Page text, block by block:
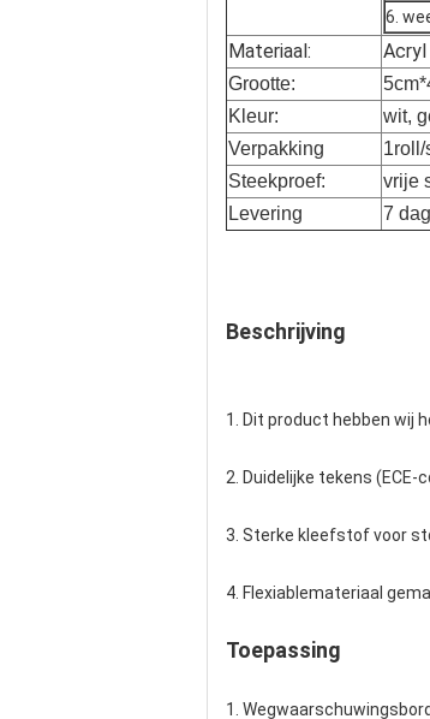
6.
Materiaal:
Grootte:
Kleur:
wit,
Verpakking
1roll/
Steekproef:
vrije
Levering
7
Beschrijving
1. Dit product hebben wij
2. Duidelijke tekens (ECE-
3. Sterke kleefstof voor
4. Flexiablemateriaal
Toepassing
1.